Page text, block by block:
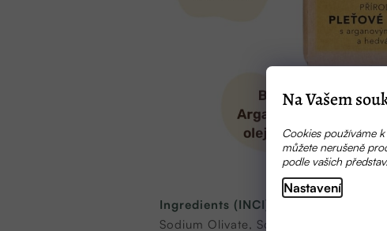
Na Vašem
Cookies používáme
můžete nerušeně
podle vašich představ.
Nastavení
Ingredients (INCI):
Sodium Olivate, Sodium Cocoate,